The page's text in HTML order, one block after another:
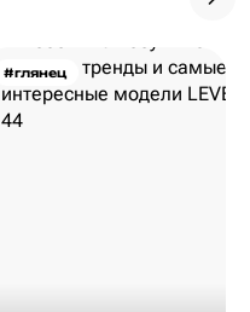
#глянец